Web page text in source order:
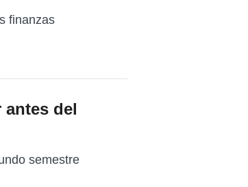
finanzas
del
semestre